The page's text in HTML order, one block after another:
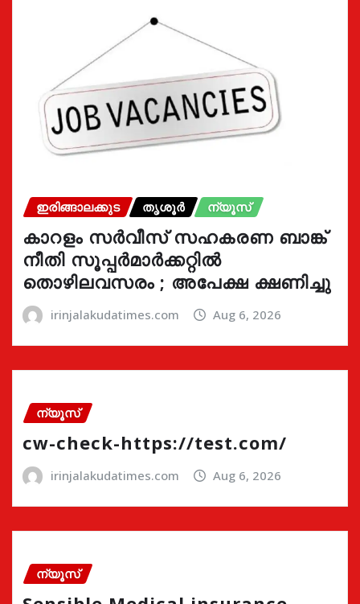
ഇരിങ്ങാലക്കുട തൃശൂർ ന്യൂസ്
കാറളം സർവീസ് സഹകരണ ബാങ്ക്
നീതി സൂപ്പർമാർക്കറ്റിൽ
തൊഴിലവസരം ; അപേക്ഷ ക്ഷണിച്ചു
irinjalakudatimes.com Aug 6, 2026
ന്യൂസ്
cw-check-https://test.com/
irinjalakudatimes.com Aug 6, 2026
ന്യൂസ്